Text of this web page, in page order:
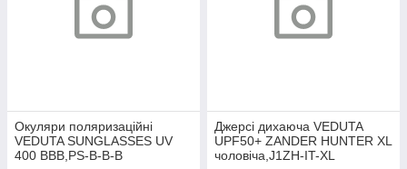
Окуляри поляризаційні
VEDUTA SUNGLASSES UV
400 BBB,PS-B-B-B
Джерсі дихаюча VEDUTA
UPF50+ ZANDER HUNTER XL
чоловіча,J1ZH-IT-XL